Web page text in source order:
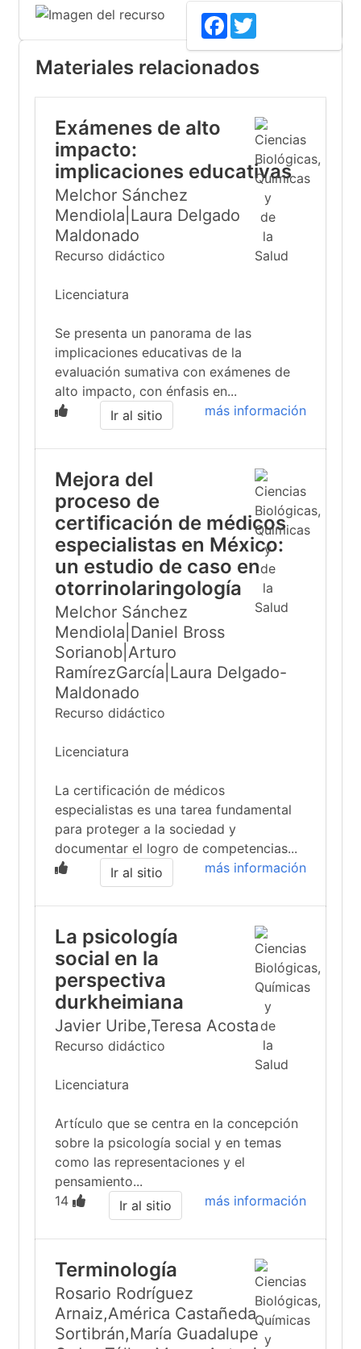
Facebook
Materiales relacionados
Exámenes de alto
impacto:
implicaciones educativas
Melchor Sánchez
Mendiola|Laura Delgado
Maldonado
Recurso didáctico
Licenciatura
Se presenta un panorama de las
implicaciones educativas de la
evaluación sumativa con exámenes de
alto impacto, con énfasis en...
más información
Ir al sitio
Mejora del
proceso de
certificación de médicos
especialistas en México:
un estudio de caso en
otorrinolaringología
Melchor Sánchez
Mendiola|Daniel Bross
Sorianob|Arturo
RamírezGarcía|Laura Delgado-
Maldonado
Recurso didáctico
Licenciatura
La certificación de médicos
especialistas es una tarea fundamental
para proteger a la sociedad y
documentar el logro de competencias...
más información
Ir al sitio
La psicología
social en la
perspectiva
durkheimiana
Javier Uribe,Teresa Acosta
Recurso didáctico
Licenciatura
Artículo que se centra en la concepción
sobre la psicología social y en temas
como las representaciones y el
pensamiento...
14
más información
Ir al sitio
Terminología
Rosario Rodríguez
Arnaiz,América Castañeda
Sortibrán,María Guadalupe